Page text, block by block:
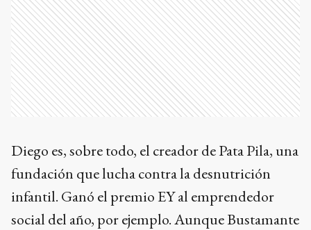
Diego es, sobre todo, el creador de Pata Pila, una
fundación que lucha contra la desnutrición
infantil. Ganó el premio EY al emprendedor
social del año, por ejemplo. Aunque Bustamante